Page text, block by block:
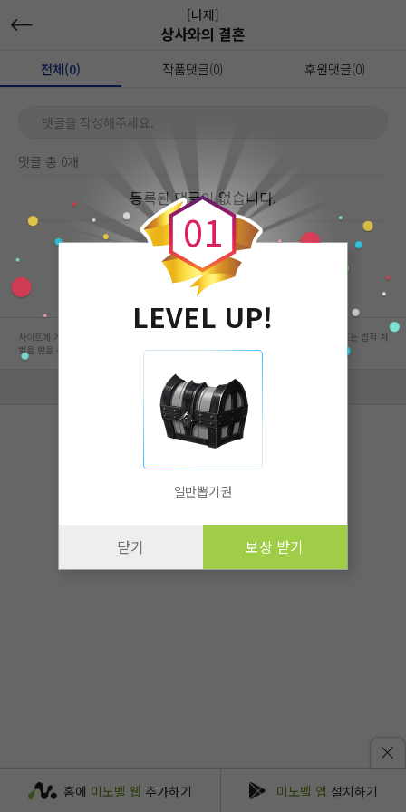
[나제]
상사와의 결혼
전체(0) 작품댓글(0) 후원댓글(0)
댓글을 작성해주세요.
댓글 총 0개
등록된 댓글이 없습니다.
0
0
1
LEVEL UP!
일반뽑기권
닫기 보상 받기
홈에 미노벨 웹 추가하기 미노벨 앱 설치하기
사이트에 게시된 컨텐츠는 저작권자의 권리가 있는 컨텐츠로서 무단 복제, 전송, 수정, 배포는 법적 처
벌을 받을 수 있습니다.
회사 정보 자세히 보기